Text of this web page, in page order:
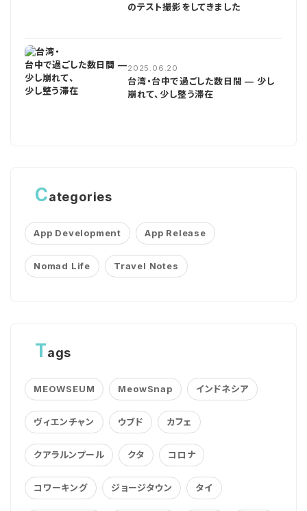
のテスト撮影をしてきました
2025.06.20
台湾・台中で過ごした数日間 — 少し
崩れて、少し整う滞在
Categories
App Development App Release
Nomad Life Travel Notes
Tags
MEOWSEUM MeowSnap インドネシア
ヴィエンチャン ウブド カフェ
クアラルンプール クタ コロナ
コワーキング ジョージタウン タイ